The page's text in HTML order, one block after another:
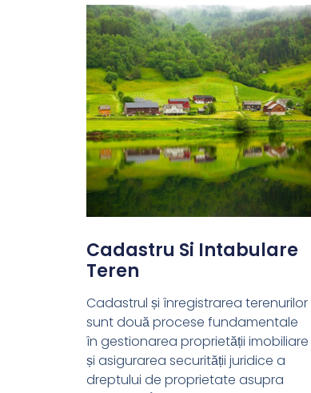
Cadastru Si Intabulare
Teren
Cadastrul și înregistrarea terenurilor
sunt două procese fundamentale
în gestionarea proprietății imobiliare
și asigurarea securității juridice a
dreptului de proprietate asupra